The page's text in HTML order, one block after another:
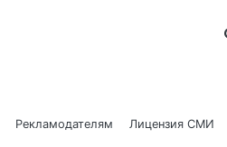
Рекламодателям Лицензия СМИ